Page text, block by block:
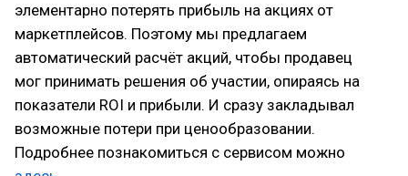
элементарно потерять прибыль на акциях от
маркетплейсов. Поэтому мы предлагаем
автоматический расчёт акций, чтобы продавец
мог принимать решения об участии, опираясь на
показатели ROI и прибыли. И сразу закладывал
возможные потери при ценообразовании.
Подробнее познакомиться с сервисом можно